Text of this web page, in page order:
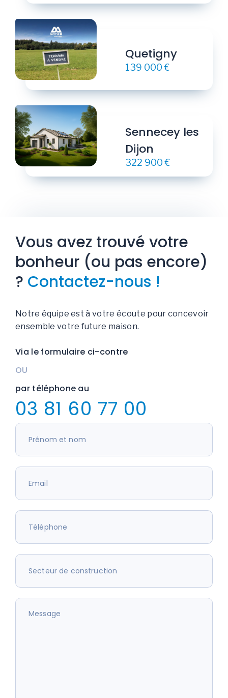
Quetigny
139 000 €
Sennecey les
Dijon
322 900 €
Vous avez trouvé votre
bonheur (ou pas encore)
? Contactez-nous !
Notre équipe est à votre écoute pour concevoir
ensemble votre future maison.
Via le formulaire ci-contre
OU
par téléphone au
03 81 60 77 00